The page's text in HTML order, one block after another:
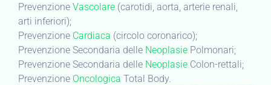
Prevenzione Vascolare (carotidi, aorta, arterie renali,
arti inferiori);
Prevenzione Cardiaca (circolo coronarico);
Prevenzione Secondaria delle Neoplasie Polmonari;
Prevenzione Secondaria delle Neoplasie Colon-rettali;
Prevenzione Oncologica Total Body.